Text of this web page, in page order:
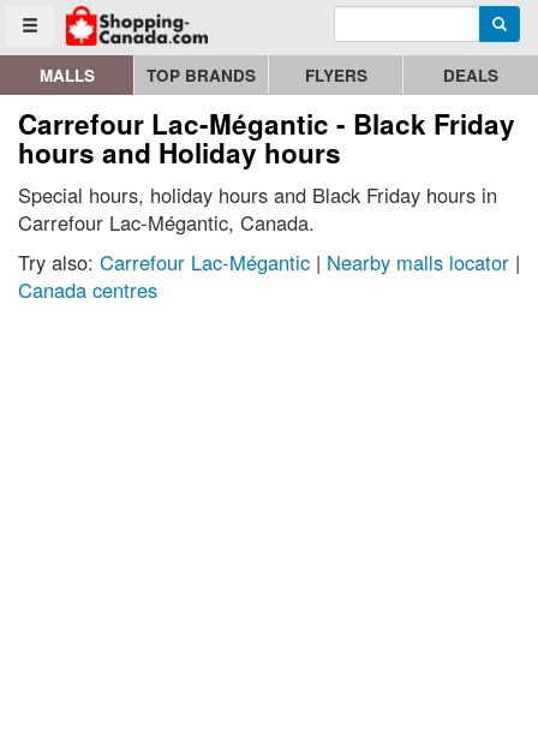
Toggle menu
Go to homepage - click to logo image Enter search query
MALLS TOP BRANDS FLYERS DEALS
Carrefour Lac-Mégantic - Black Friday
hours and Holiday hours
Special hours, holiday hours and Black Friday hours in
Carrefour Lac-Mégantic, Canada.
Try also: Carrefour Lac-Mégantic | Nearby malls locator |
Canada centres